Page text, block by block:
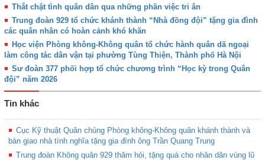
Thắt chặt tình quân dân qua những phần việc tri ân
Trung đoàn 929 tổ chức khánh thành “Nhà đồng đội” tặng gia đình
các quân nhân có hoàn cảnh khó khăn
Học viện Phòng không-Không quân tổ chức hành quân dã ngoại
làm công tác dân vận tại phường Tùng Thiện, Thành phố Hà Nội
Sư đoàn 377 phối hợp tổ chức chương trình “Học kỳ trong Quân
đội” năm 2026
Tin khác
Cục Kỹ thuật Quân chủng Phòng không-Không quân khánh thành và
bàn giao nhà tình nghĩa tặng gia đình ông Trần Quang Trung
Trung đoàn Không quân 929 thăm hỏi, tặng quà cho nhân dân vùng lũ